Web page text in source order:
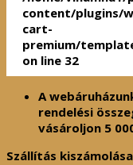
content/plugins/
cart-
premium/
on line 32
A
rendelési
vásároljon 5
Szállítás kiszámolása